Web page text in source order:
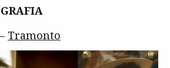
– Tramonto